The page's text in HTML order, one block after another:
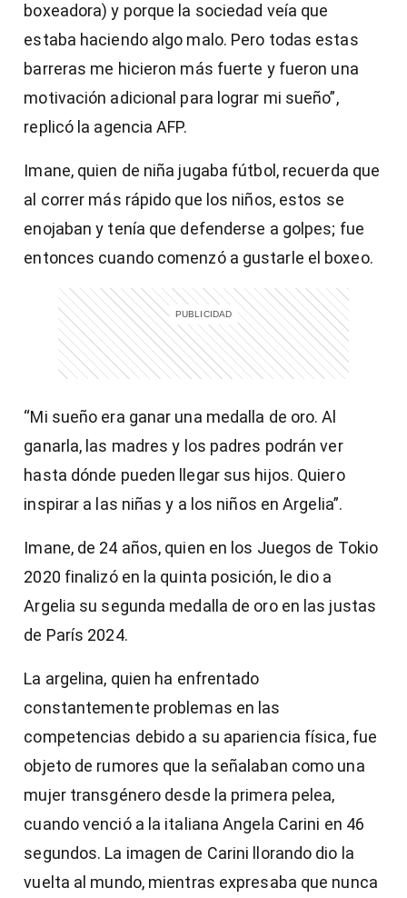
boxeadora) y porque la sociedad veía que
estaba haciendo algo malo. Pero todas estas
barreras me hicieron más fuerte y fueron una
motivación adicional para lograr mi sueño”,
replicó la agencia AFP.
Imane, quien de niña jugaba fútbol, recuerda que
al correr más rápido que los niños, estos se
enojaban y tenía que defenderse a golpes; fue
entonces cuando comenzó a gustarle el boxeo.
“Mi sueño era ganar una medalla de oro. Al
ganarla, las madres y los padres podrán ver
hasta dónde pueden llegar sus hijos. Quiero
inspirar a las niñas y a los niños en Argelia”.
Imane, de 24 años, quien en los Juegos de Tokio
2020 finalizó en la quinta posición, le dio a
Argelia su segunda medalla de oro en las justas
de París 2024.
La argelina, quien ha enfrentado
constantemente problemas en las
competencias debido a su apariencia física, fue
objeto de rumores que la señalaban como una
mujer transgénero desde la primera pelea,
cuando venció a la italiana Angela Carini en 46
segundos. La imagen de Carini llorando dio la
vuelta al mundo, mientras expresaba que nunca